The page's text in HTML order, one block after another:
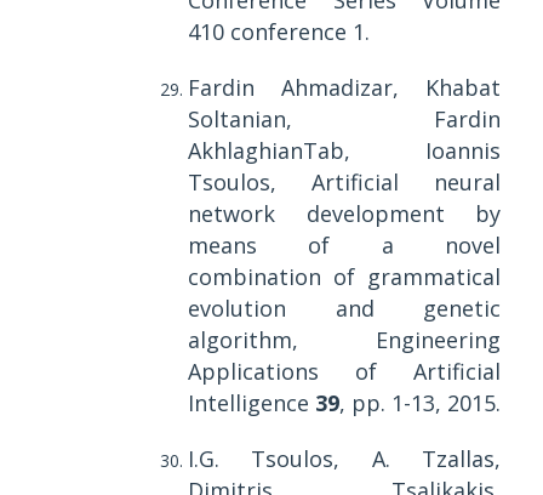
410 conference 1.
Fardin Ahmadizar, Khabat
Soltanian, Fardin
AkhlaghianTab, Ioannis
Tsoulos, Artificial neural
network development by
means of a novel
combination of grammatical
evolution and genetic
algorithm, Engineering
Applications of Artificial
Intelligence 39, pp. 1-13, 2015.
I.G. Tsoulos, A. Tzallas,